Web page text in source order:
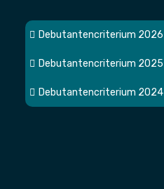
Debutantencriterium 2026
Debutantencriterium 2025
Debutantencriterium 2024